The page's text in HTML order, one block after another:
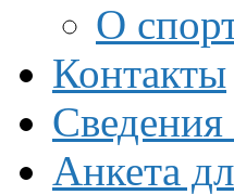
О
Контакты
Сведения
Анкета